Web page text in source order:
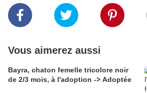
Vous aimerez aussi
Bayra, chaton femelle tricolore noir
de 2/3 mois, à l'adoption -> Adoptée